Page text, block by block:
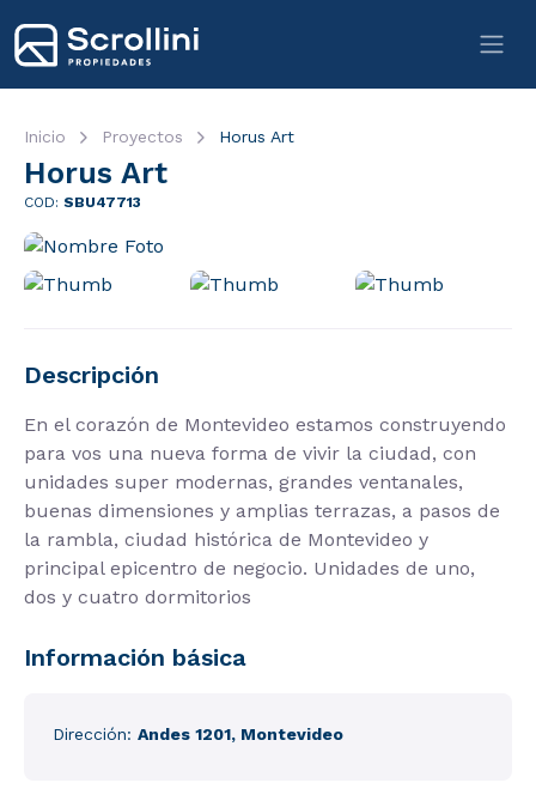
Inicio Proyectos Horus Art
Horus Art
COD: SBU47713
Descripción
En el corazón de Montevideo estamos construyendo
para vos una nueva forma de vivir la ciudad, con
unidades super modernas, grandes ventanales,
buenas dimensiones y amplias terrazas, a pasos de
la rambla, ciudad histórica de Montevideo y
principal epicentro de negocio. Unidades de uno,
dos y cuatro dormitorios
Información básica
Dirección: Andes 1201, Montevideo